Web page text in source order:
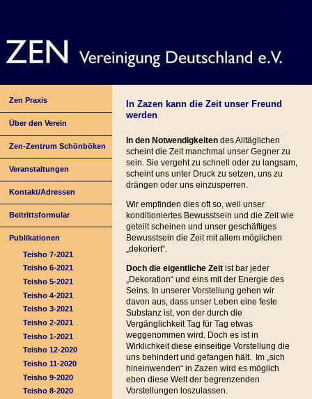
Zen Praxis
Über den Verein
Zen-Zentrum Schönböken
Veranstaltungen
Kontakt/Adressen
Beitrittsformular
Publikationen
Teisho 7-2021
Teisho 6-2021
Teisho 5-2021
Teisho 4-2021
Teisho 3-2021
Teisho 2-2021
Teisho 1-2021
Teisho 12-2020
Teisho 11-2020
Teisho 9-2020
Teisho 8-2020
In Zazen kann die Zeit unser Freund
werden
In den Notwendigkeitendes Alltäglichen
scheint die Zeit manchmal unser Gegner zu
sein. Sie vergeht zu schnell oder zu langsam,
scheint uns unter Druck zu setzen, uns zu
drängen oder uns einzusperren.
Wir empfinden dies oft so, weil unser
konditioniertes Bewusstsein und die Zeit wie
geteilt scheinen und unser geschäftiges
Bewusstsein die Zeit mit allem möglichen
„dekoriert“.
Doch die eigentliche Zeitist bar jeder
„Dekoration“ und eins mit der Energie des
Seins. In unserer Vorstellung gehen wir
davon aus, dass unser Leben eine feste
Substanz ist, von der durch die
Vergänglichkeit Tag für Tag etwas
weggenommen wird. Doch es ist in
Wirklichkeit diese einseitige Vorstellung die
uns behindert und gefangen hält. Im „sich
hineinwenden“ in Zazen wird es möglich
eben diese Welt der begrenzenden
Vorstellungen loszulassen.